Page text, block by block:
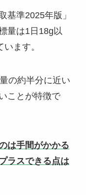
基準2025年版」
量は1日18g以
ます。
の約半分に近い
ことが特徴で
は手間がかかる
ラスできる点は